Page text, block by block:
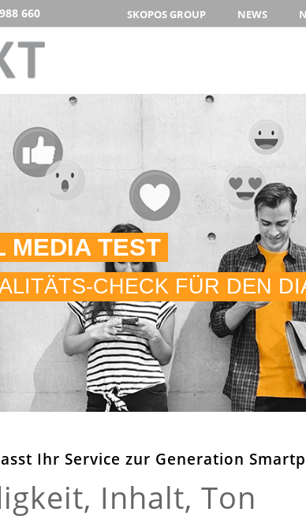
SKOPOS GROUP NEWS
660
CHECK FÜR DEN
MEDIA TEST
Ihr Service zur Generation
Inhalt, Ton